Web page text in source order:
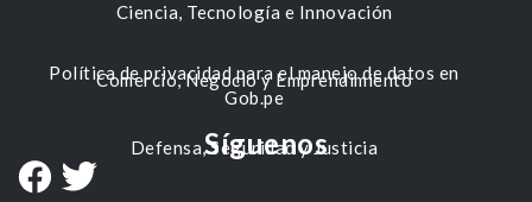
Ciencia, Tecnología e Innovación
Comercio, Negocio y Emprendimiento
Defensa, Seguridad y Justicia
Política de privacidad para el manejo de datos en
Gob.pe
Síguenos